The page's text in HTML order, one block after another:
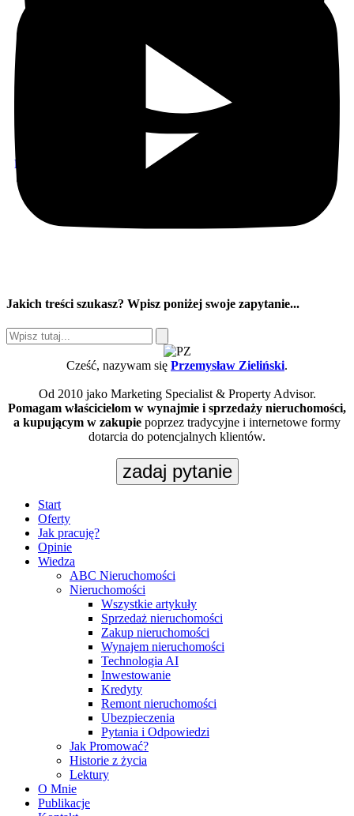
lip 31, 2026
Jakich treści szukasz? Wpisz poniżej swoje zapytanie...
Cześć, nazywam się Przemysław Zieliński.
Od 2010 jako Marketing Specialist & Property Advisor.
Pomagam właścicielom w wynajmie i sprzedaży nieruchomości,
a kupującym w zakupie poprzez tradycyjne i internetowe formy
dotarcia do potencjalnych klientów.
zadaj pytanie
Start
Oferty
Jak pracuję?
Opinie
Wiedza
ABC Nieruchomości
Nieruchomości
Wszystkie artykuły
Sprzedaż nieruchomości
Zakup nieruchomości
Wynajem nieruchomości
Technologia AI
Inwestowanie
Kredyty
Remont nieruchomości
Ubezpieczenia
Pytania i Odpowiedzi
Jak Promować?
Historie z życia
Lektury
O Mnie
Publikacje